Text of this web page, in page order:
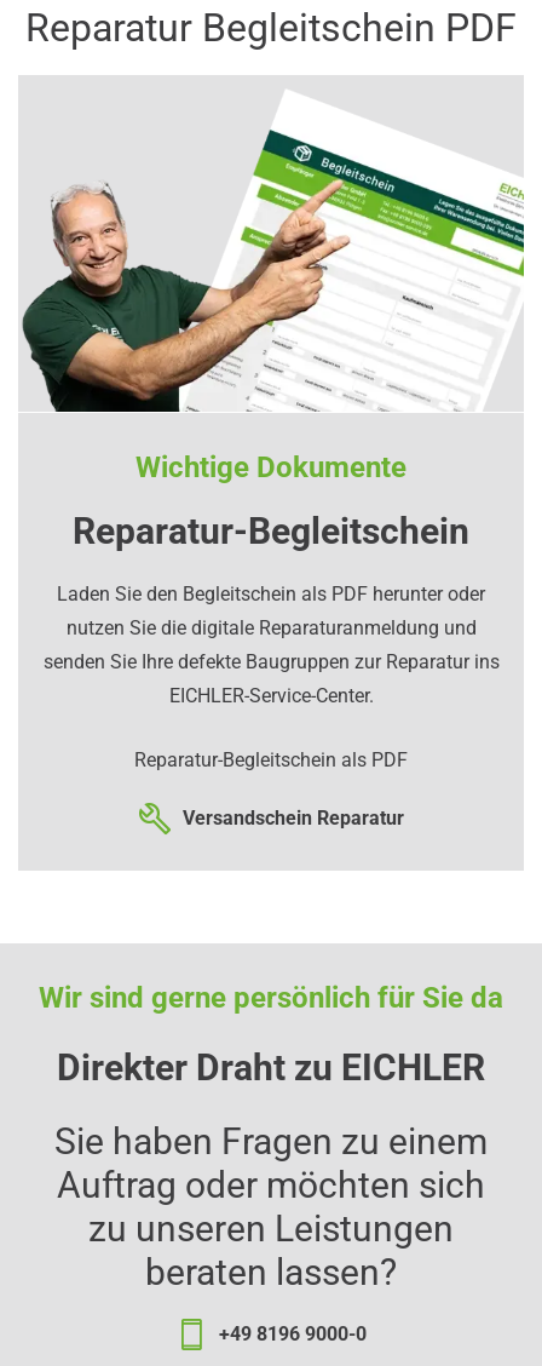
Reparatur Begleitschein PDF
Wichtige Dokumente
Reparatur-Begleitschein
Laden Sie den Begleitschein als PDF herunter oder
nutzen Sie die digitale Reparaturanmeldung und
senden Sie Ihre defekte Baugruppen zur Reparatur ins
EICHLER-Service-Center.
Reparatur-Begleitschein als PDF
Versandschein Reparatur
Wir sind gerne persönlich für Sie da
Direkter Draht zu EICHLER
Sie haben Fragen zu einem
Auftrag oder möchten sich
zu unseren Leistungen
beraten lassen?
+49 8196 9000-0